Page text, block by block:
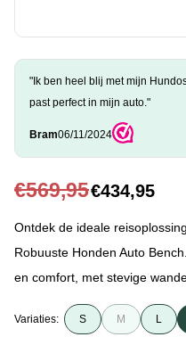
"Ik ben heel blij met mijn
past perfect in mijn auto."
Bram06/11/2024
€569,95€434,95
Ontdek de ideale
Robuuste Honden Auto
en comfort, met stevige
Variaties: S M L